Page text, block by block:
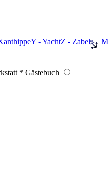
Y - YachtZ - Zabel
* Gästebuch